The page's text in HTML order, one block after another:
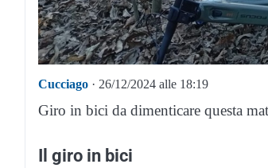
Cucciago · 26/12/2024 alle 18:19
Giro in bici da dimenticare questa
Il giro in bici